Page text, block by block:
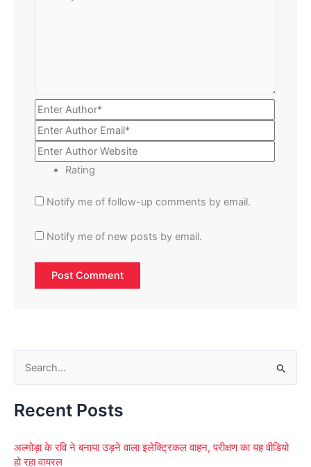
Rating
Notify me of follow-up comments by email.
Notify me of new posts by email.
a
c
Recent Posts
अल्मोड़ा के रवि ने बनाया उड़ने वाला इलेक्ट्रिकल वाहन, परीक्षण का यह वीडियो
हो रहा वायरल